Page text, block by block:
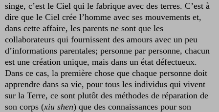
singe, c’est le Ciel qui le fabrique avec des terres. C’est à
dire que le Ciel crée l’homme avec ses mouvements et,
dans cette affaire, les parents ne sont que les
collaborateurs qui fournissent des amours avec un peu
d’informations parentales; personne par personne, chacun
est une création unique, mais dans un état défectueux.
Dans ce cas, la première chose que chaque personne doit
apprendre dans sa vie, pour tous les individus qui vivent
sur la Terre, ce sont plutôt des méthodes de réparation de
son corps (xiu shen) que des connaissances pour son